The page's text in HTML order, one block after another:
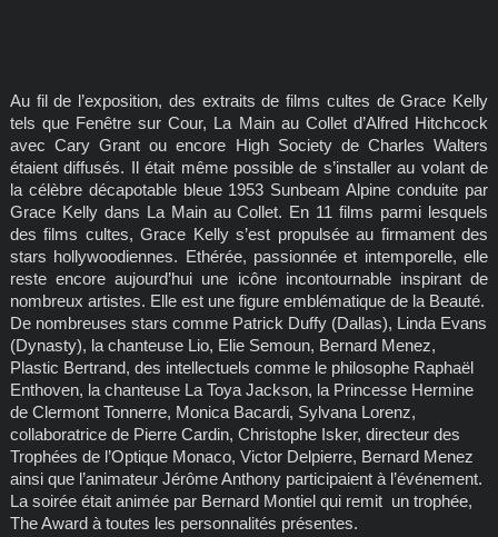
Au fil de l’exposition, des extraits de films cultes de Grace Kelly
tels que Fenêtre sur Cour, La Main au Collet d’Alfred Hitchcock
avec Cary Grant ou encore High Society de Charles Walters
étaient diffusés. Il était même possible de s’installer au volant de
la célèbre décapotable bleue 1953 Sunbeam Alpine conduite par
Grace Kelly dans La Main au Collet. En 11 films parmi lesquels
des films cultes, Grace Kelly s’est propulsée au firmament des
stars hollywoodiennes. Ethérée, passionnée et intemporelle, elle
reste encore aujourd’hui une icône incontournable inspirant de
nombreux artistes. Elle est une figure emblématique de la Beauté.
De nombreuses stars comme Patrick Duffy (Dallas), Linda Evans
(Dynasty), la chanteuse Lio, Elie Semoun, Bernard Menez,
Plastic Bertrand, des intellectuels comme le philosophe Raphaël
Enthoven, la chanteuse La Toya Jackson, la Princesse Hermine
de Clermont Tonnerre, Monica Bacardi, Sylvana Lorenz,
collaboratrice de Pierre Cardin, Christophe Isker, directeur des
Trophées de l’Optique Monaco, Victor Delpierre, Bernard Menez
ainsi que l’animateur Jérôme Anthony participaient à l’événement.
La soirée était animée par Bernard Montiel qui remit un trophée,
The Award à toutes les personnalités présentes.